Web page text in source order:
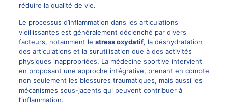
réduire la qualité de vie.
Le processus d’inflammation dans les articulations
vieillissantes est généralement déclenché par divers
facteurs, notamment le stress oxydatif, la déshydratation
des articulations et la surutilisation due à des activités
physiques inappropriées. La médecine sportive intervient
en proposant une approche intégrative, prenant en compte
non seulement les blessures traumatiques, mais aussi les
mécanismes sous-jacents qui peuvent contribuer à
l’inflammation.